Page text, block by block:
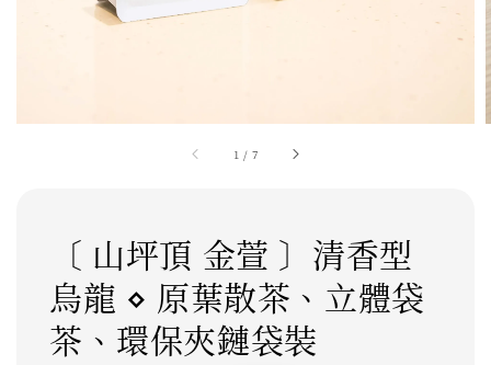
1 / 7
〔 山坪頂 金萱 〕清香型
烏龍 ⋄ 原葉散茶、立體袋
茶、環保夾鏈袋裝